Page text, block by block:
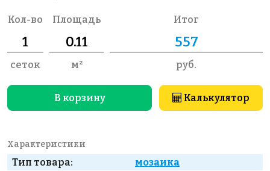
Кол-во
сеток
Площадь
м²
Итог
руб.
В корзину Калькулятор
Характеристики
Тип товара:
мозаика